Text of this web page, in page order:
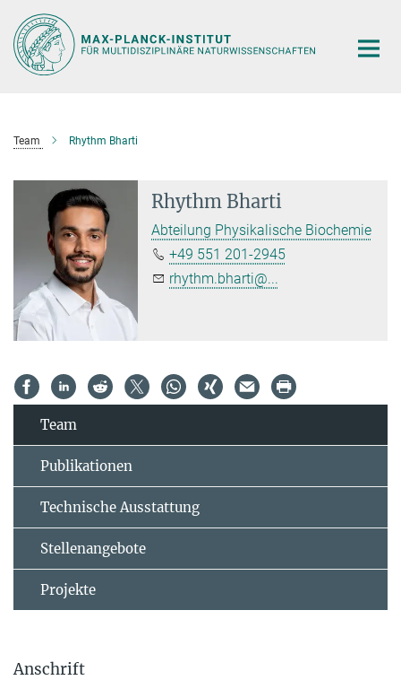
Hauptinhalt
Team Rhythm Bharti
Rhythm Bharti
Abteilung Physikalische Biochemie
+49 551 201-2945
rhythm.bharti@...
Team
Publikationen
Technische Ausstattung
Stellenangebote
Projekte
Anschrift